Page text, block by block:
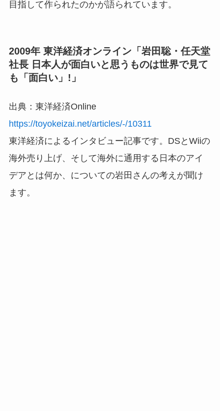
目指して作られたのかが語られています。
2009年 東洋経済オンライン「岩田聡・任天堂
社長 日本人が面白いと思うものは世界で見て
も「面白い」!」
出典：東洋経済Online
https://toyokeizai.net/articles/-/10311
東洋経済によるインタビュー記事です。DSとWiiの
海外売り上げ、そして海外に通用する日本のアイ
デアとは何か、についての岩田さんの考えが聞け
ます。